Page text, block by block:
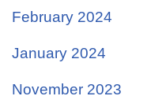
February 2024
January 2024
November 2023